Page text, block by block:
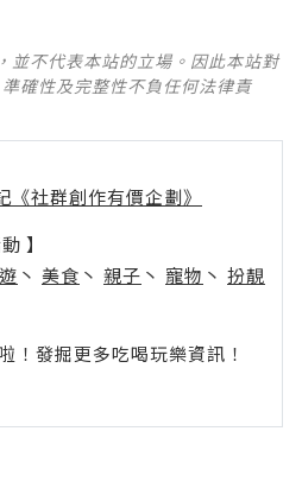
並不代表本站的立場。因此本站對
確性及完整性不負任何法律責
《社群創作有價企劃》
】
丶 美食 丶 親子 丶 寵物 丶 扮靚
發掘更多吃喝玩樂資訊！